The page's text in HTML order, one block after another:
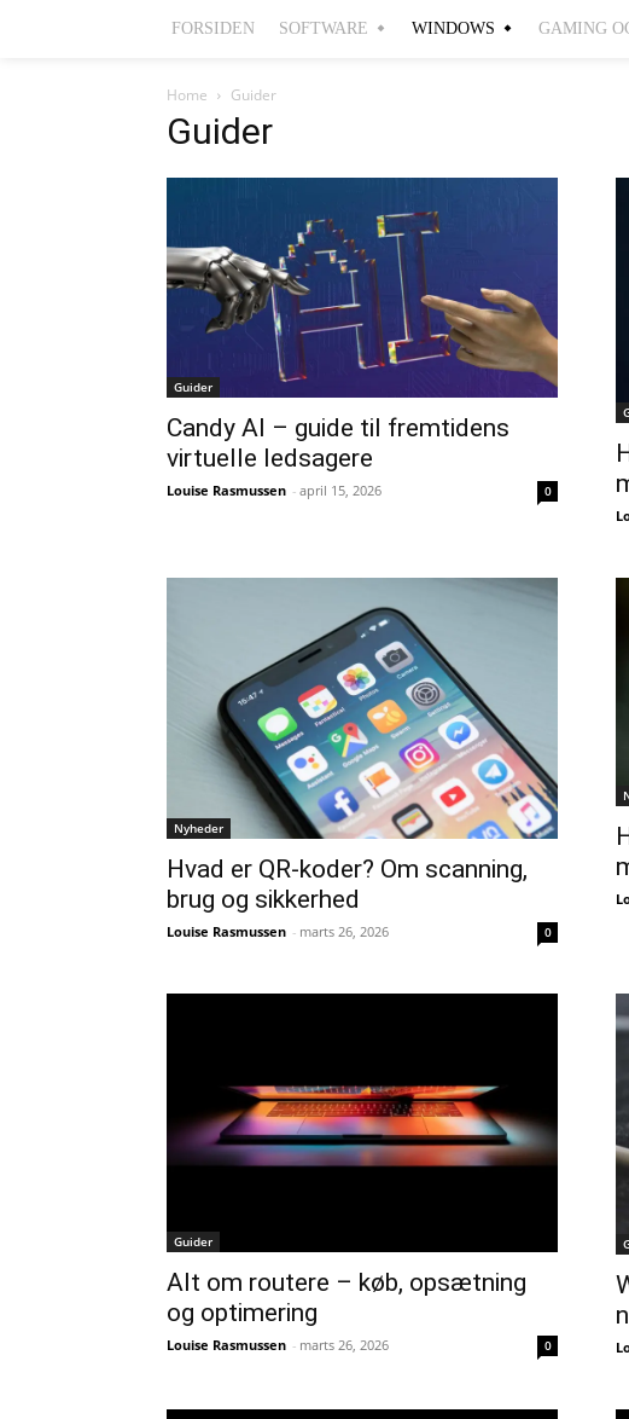
FORSIDEN SOFTWARE WINDOWS GAMING
Home Guider
Guider
Guider
Candy AI – guide til fremtidens
virtuelle ledsagere
Louise Rasmussen - april 15, 2026 0
Nyheder
Hvad er QR-koder? Om scanning,
brug og sikkerhed
Louise Rasmussen - marts 26, 2026 0
Guider
Alt om routere – køb, opsætning
og optimering
Louise Rasmussen - marts 26, 2026 0